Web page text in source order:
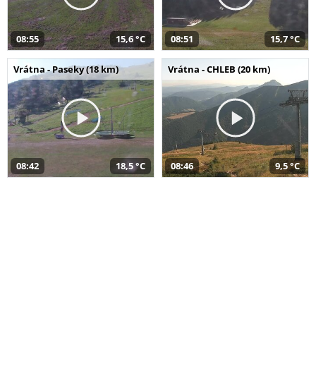
08:55 15,6 °C 08:51 15,7 °C
Vrátna - Paseky (18 km)
08:42 18,5 °C
Vrátna - CHLEB (20 km)
08:46 9,5 °C